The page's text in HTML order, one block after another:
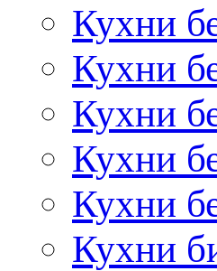
Кухни
Кухни
Кухни
Кухни
Кухни
Кухни